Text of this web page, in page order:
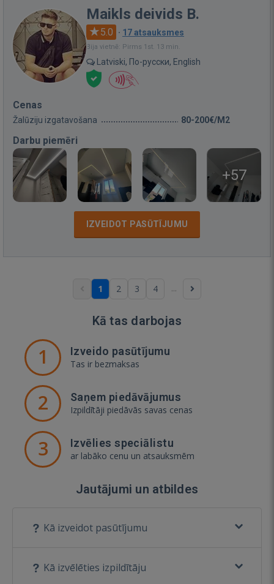
Maikls deivids B.
5.0 · 17 atsauksmes
Bija vietnē: Pirms 1st. 13 min.
Latviski, По-русски, English
Cenas
Žalūziju izgatavošana 80-200€/M2
Darbu piemēri
+57
IZVEIDOT PASŪTĪJUMU
1 2 3 4 ...
Kā tas darbojas
1 Izveido pasūtījumu
Tas ir bezmaksas
2 Saņem piedāvājumus
Izpildītāji piedāvās savas cenas
3 Izvēlies speciālistu
ar labāko cenu un atsauksmēm
Jautājumi un atbildes
Kā izveidot pasūtījumu
Kā izvēlēties izpildītāju